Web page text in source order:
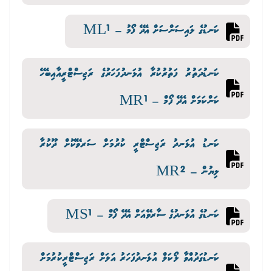
ކަނޑުގެ ލައިސަންސަށް އެދޭ ފޯމު – ML1
ކަނޑުދަތުރު ފަތުރުކުރާ އުޅަނދުފަހަރުގެ ރަޖިސްޓްރީއާއިބެހޭ
ކަންކަމަށް އެދޭ ފޯމް – MR1
ކަނޑު އުޅަނދު ރަޖިސްޓްރީ ކުރުމަށް ސަރވޭކޮށް ދޫކުރާ
ލިޔުން – MR2
ކަނޑުގެ އުޅަނދުގެ ސާރވޭއަށް އެދޭ ފޯމް – MS1
ކަނޑުގަދުއްވާ ލޯކަލް އުޅަނދުފަހަރު އަލަށް ރަޖިސްޓްރީކުރުމަށް